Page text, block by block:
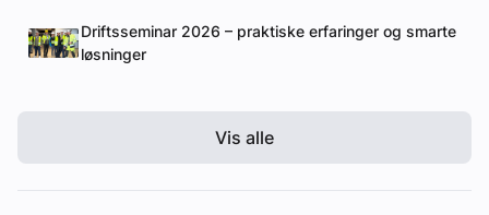
Driftsseminar 2026 – praktiske erfaringer og smarte
løsninger
Vis alle